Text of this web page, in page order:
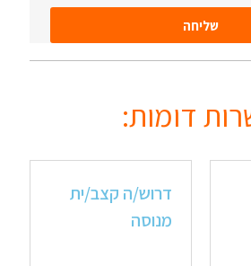
שליחה
דומות:
דרוש/ה קצב/ית
מנוסה